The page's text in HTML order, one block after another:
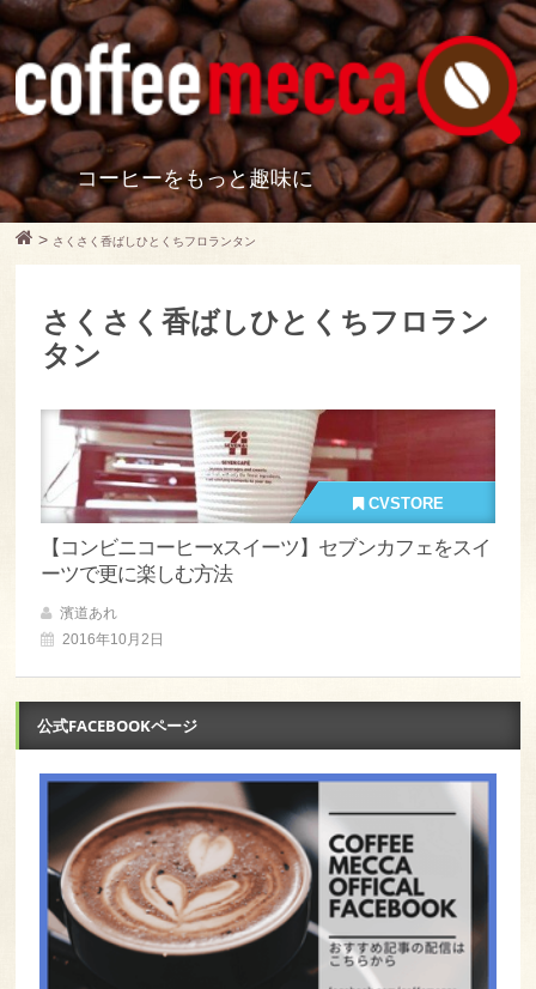
コーヒーをもっと趣味に
> さくさく香ばしひとくちフロランタン
さくさく香ばしひとくちフロラン
タン
CVSTORE
【コンビニコーヒーxスイーツ】セブンカフェをスイ
ーツで更に楽しむ方法
濱道あれ
2016年10月2日
公式FACEBOOKページ